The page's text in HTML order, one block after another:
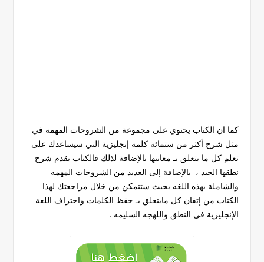
كما ان الكتاب يحتوي على مجموعة من الشروحات المهمه في
مثل شرح أكثر من ستمائة كلمة إنجليزية التي سيساعدك على
تعلم كل ما يتعلق بـ معانيها بالإضافة لذلك فالكتاب يقدم شرح
نطقها الجيد ، بالإضافة إلى العديد من الشروحات المهمه
والشاملة بهذه اللغه بحيث ستتمكن من خلال مراجعتك لهذا
الكتاب من إتقان كل مايتعلق بـ حقظ الكلمات واحتراف اللغة
الإنجليزية في النطق واللهجه السليمه .